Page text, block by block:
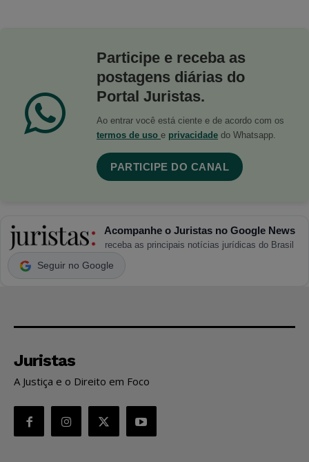
Participe e receba as
postagens diárias do
Portal Juristas.
Ao entrar você está ciente e de acordo com os
termos de uso e privacidade do Whatsapp.
PARTICIPE DO CANAL
Acompanhe o Juristas no Google News
receba as principais notícias jurídicas do Brasil
Seguir no Google
Juristas
A Justiça e o Direito em Foco